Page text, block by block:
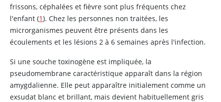
frissons, céphalées et fièvre sont plus fréquents chez
l'enfant (1). Chez les personnes non traitées, les
microrganismes peuvent être présents dans les
écoulements et les lésions 2 à 6 semaines après l'infection.
Si une souche toxinogène est impliquée, la
pseudomembrane caractéristique apparaît dans la région
amygdalienne. Elle peut apparaître initialement comme un
exsudat blanc et brillant, mais devient habituellement gris